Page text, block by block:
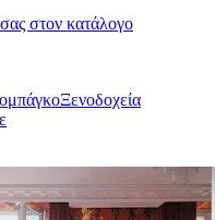
στον κατάλογο
Ξενοδοχεία